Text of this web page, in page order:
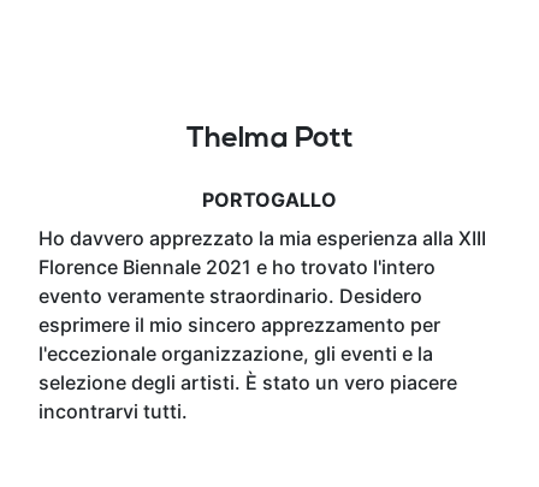
Thelma Pott
PORTOGALLO
Ho davvero apprezzato la mia esperienza alla XIII
Florence Biennale 2021 e ho trovato l'intero
evento veramente straordinario. Desidero
esprimere il mio sincero apprezzamento per
l'eccezionale organizzazione, gli eventi e la
selezione degli artisti. È stato un vero piacere
incontrarvi tutti.